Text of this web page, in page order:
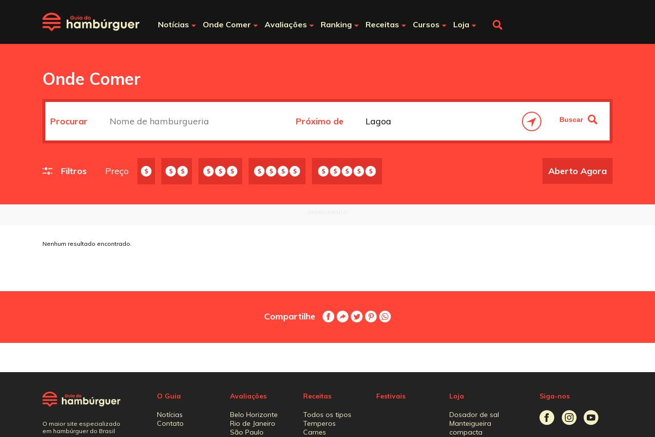
Notícias Onde Comer Avaliações Ranking Receitas Cursos Loja
Onde Comer
Procurar Próximo de
Filtros Preço Aberto Agora
Nenhum resultado encontrado.
Compartilhe
O maior site especializado
em hambúrguer do Brasil
O Guia
Notícias
Contato
Avaliações
Belo Horizonte
Rio de Janeiro
São Paulo
Receitas
Todos os tipos
Temperos
Carnes
Festivais Loja
Dosador de sal
Manteigueira
compacta
Siga-nos